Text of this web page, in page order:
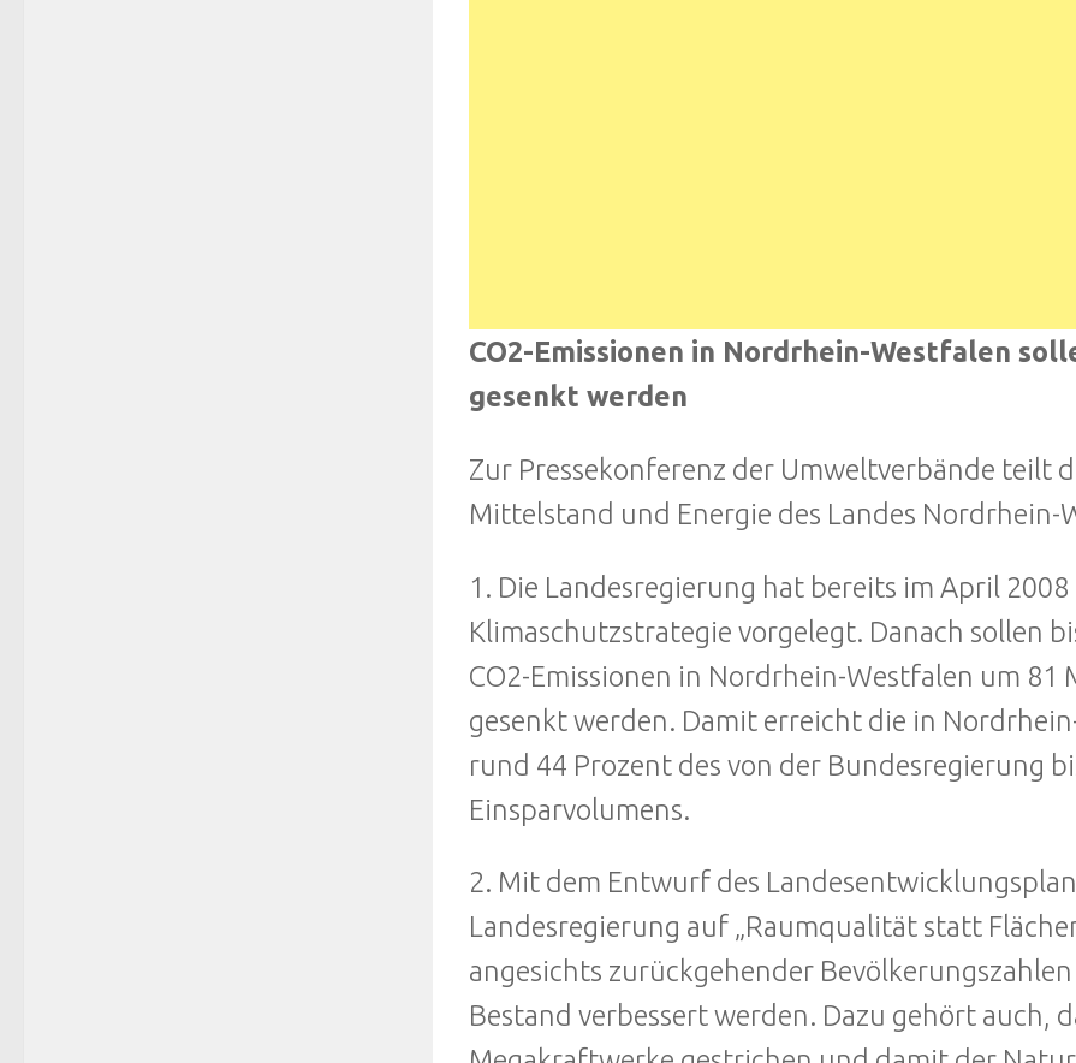
CO2-Emissionen in Nordrhein-Westfalen
gesenkt werden
Zur Pressekonferenz der Umweltverbände teilt
Mittelstand und Energie des Landes Nordrhein-
1. Die Landesregierung hat bereits im April
Klimaschutzstrategie vorgelegt. Danach sollen
CO2-Emissionen in Nordrhein-Westfalen um 81
gesenkt werden. Damit erreicht die in
rund 44 Prozent des von der Bundesregierung
Einsparvolumens.
2. Mit dem Entwurf des
Landesregierung auf „Raumqualität statt
angesichts zurückgehender
Bestand verbessert werden. Dazu gehört auch,